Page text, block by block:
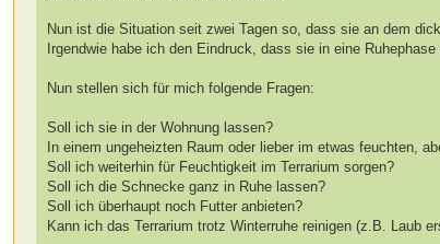
Nun ist die Situation seit zwei Tagen so, dass sie an dem
Irgendwie habe ich den Eindruck, dass sie in eine
Nun stellen sich für mich folgende Fragen:
Soll ich sie in der Wohnung lassen?
In einem ungeheizten Raum oder lieber im etwas feuchten,
Soll ich weiterhin für Feuchtigkeit im Terrarium sorgen?
Soll ich die Schnecke ganz in Ruhe lassen?
Soll ich überhaupt noch Futter anbieten?
Kann ich das Terrarium trotz Winterruhe reinigen (z.B. Laub